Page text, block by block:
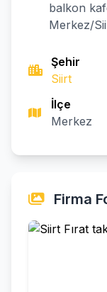
balkon
Merkez/
Şehir
Siirt
İlçe
Merkez
Firma